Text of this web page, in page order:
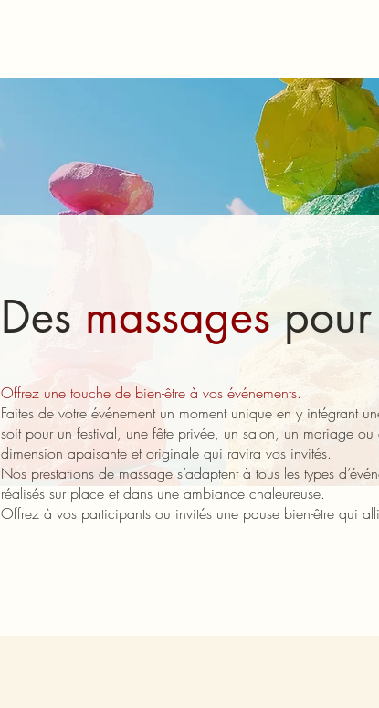
Des massages
Offrez une touche de bien-être à vos événements.
Faites de votre événement un moment unique en y intégrant
soit pour un festival, une fête privée, un salon, un mariage
dimension apaisante et originale qui ravira vos invités.
Nos prestations de massage s’adaptent à tous les types
réalisés sur place et dans une ambiance chaleureuse.
Offrez à vos participants ou invités une pause bien-être qui